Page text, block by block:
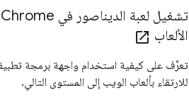
الألعاب open_in_new
للارتقاء بألعاب الويب إلى المستوى التالي.